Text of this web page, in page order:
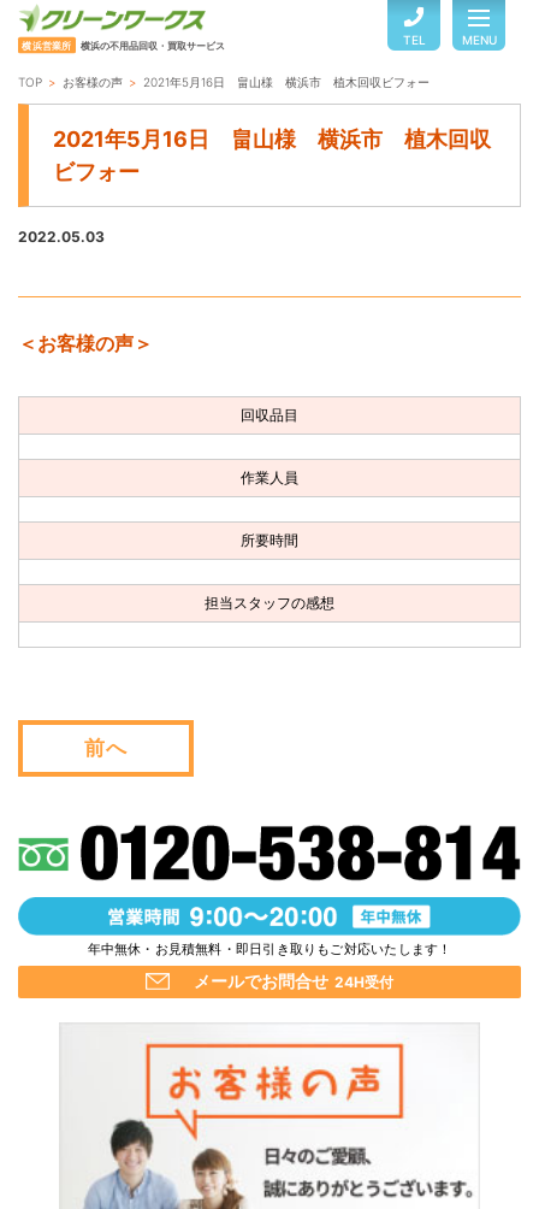
横浜営業所 横浜の不用品回収・買取サービス TEL MENU
TOP
よくある質問
お客様の声
お問い合わせ
会社概要
TOP お客様の声 2021年5月16日 畠山様 横浜市 植木回収ビフォー
2021年5月16日 畠山様 横浜市 植木回収
ビフォー
2022.05.03
＜お客様の声＞
回収品目
作業人員
所要時間
担当スタッフの感想
前へ
年中無休・お見積無料・即日引き取りもご対応いたします！
メールでお問合せ 24H受付